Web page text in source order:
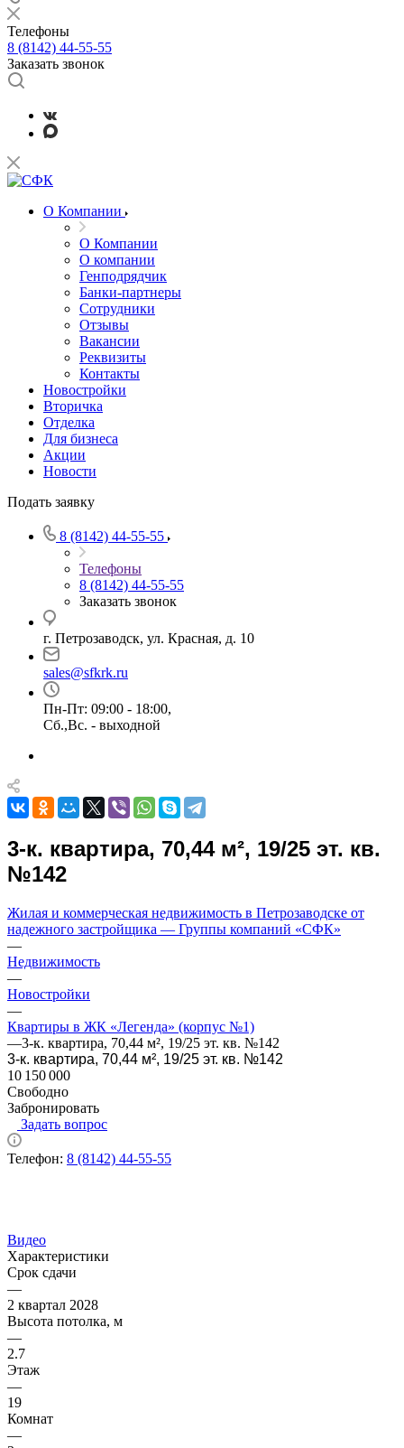
Телефоны
8 (8142) 44-55-55
Заказать звонок
О Компании
О Компании
О компании
Генподрядчик
Банки-партнеры
Сотрудники
Отзывы
Вакансии
Реквизиты
Контакты
Новостройки
Вторичка
Отделка
Для бизнеса
Акции
Новости
Подать заявку
8 (8142) 44-55-55
Телефоны
8 (8142) 44-55-55
Заказать звонок
г. Петрозаводск, ул. Красная, д. 10
sales@sfkrk.ru
Пн-Пт: 09:00 - 18:00,
Сб.,Вс. - выходной
3-к. квартира, 70,44 м², 19/25 эт. кв.
№142
Жилая и коммерческая недвижимость в Петрозаводске от
надежного застройщика — Группы компаний «СФК»
—
Недвижимость
—
Новостройки
—
Квартиры в ЖК «Легенда» (корпус №1)
—3-к. квартира, 70,44 м², 19/25 эт. кв. №142
3-к. квартира, 70,44 м², 19/25 эт. кв. №142
10 150 000
Свободно
Забронировать
Задать вопрос
Телефон: 8 (8142) 44-55-55
Видео
Характеристики
Срок сдачи
—
2 квартал 2028
Высота потолка, м
—
2.7
Этаж
—
19
Комнат
—